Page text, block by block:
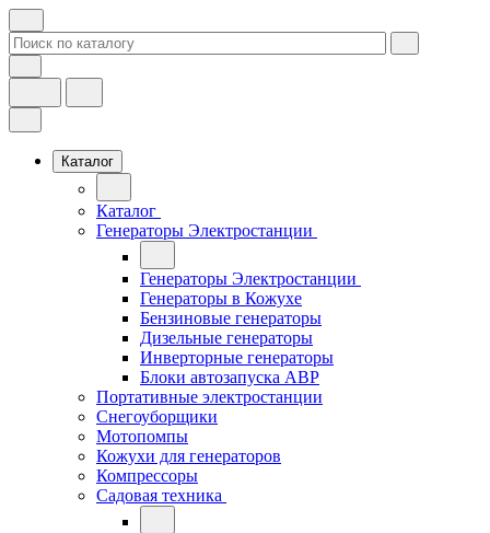
Каталог
Каталог
Генераторы Электростанции
Генераторы Электростанции
Генераторы в Кожухе
Бензиновые генераторы
Дизельные генераторы
Инверторные генераторы
Блоки автозапуска АВР
Портативные электростанции
Снегоуборщики
Мотопомпы
Кожухи для генераторов
Компрессоры
Садовая техника